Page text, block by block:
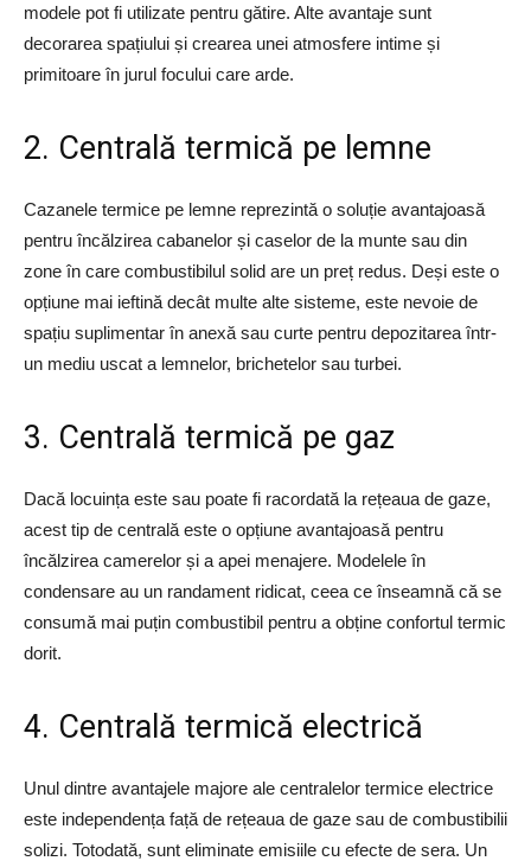
modele pot fi utilizate pentru gătire. Alte avantaje sunt
decorarea spațiului și crearea unei atmosfere intime și
primitoare în jurul focului care arde.
2. Centrală termică pe lemne
Cazanele termice pe lemne reprezintă o soluție avantajoasă
pentru încălzirea cabanelor și caselor de la munte sau din
zone în care combustibilul solid are un preț redus. Deși este o
opțiune mai ieftină decât multe alte sisteme, este nevoie de
spațiu suplimentar în anexă sau curte pentru depozitarea într-
un mediu uscat a lemnelor, brichetelor sau turbei.
3. Centrală termică pe gaz
Dacă locuința este sau poate fi racordată la rețeaua de gaze,
acest tip de centrală este o opțiune avantajoasă pentru
încălzirea camerelor și a apei menajere. Modelele în
condensare au un randament ridicat, ceea ce înseamnă că se
consumă mai puțin combustibil pentru a obține confortul termic
dorit.
4. Centrală termică electrică
Unul dintre avantajele majore ale centralelor termice electrice
este independența față de rețeaua de gaze sau de combustibilii
solizi. Totodată, sunt eliminate emisiile cu efecte de sera. Un